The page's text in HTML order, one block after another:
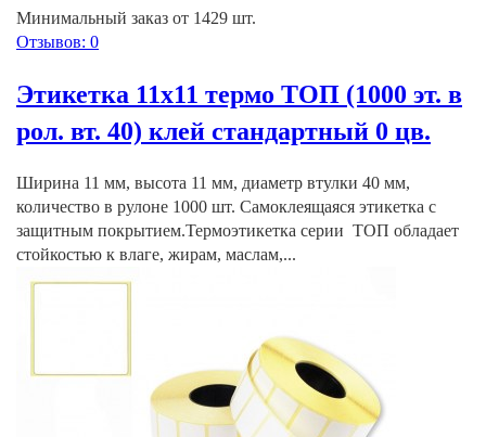
Минимальный заказ от 1429 шт.
Отзывов: 0
Этикетка 11х11 термо ТОП (1000 эт. в
рол. вт. 40) клей стандартный 0 цв.
Ширина 11 мм, высота 11 мм, диаметр втулки 40 мм,
количество в рулоне 1000 шт. Самоклеящаяся этикетка с
защитным покрытием.Термоэтикетка серии ТОП обладает
стойкостью к влаге, жирам, маслам,...